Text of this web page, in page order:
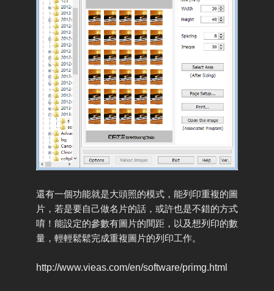
還有一個功能就是大頭照的模式，能列印重複的圖
片，若是要自己做名片的話，或許也是不錯的方式
唷！能設定的參數有圖片的間距，以及想列印的數
量，輕輕鬆鬆完成重複圖片的列印工作。
http://www.vieas.com/en/software/primg.html